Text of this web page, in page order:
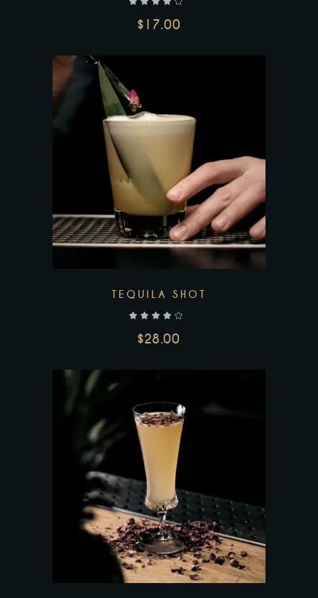
$17.00
Add to wishlist
TEQUILA SHOT
$28.00
Add to wishlist